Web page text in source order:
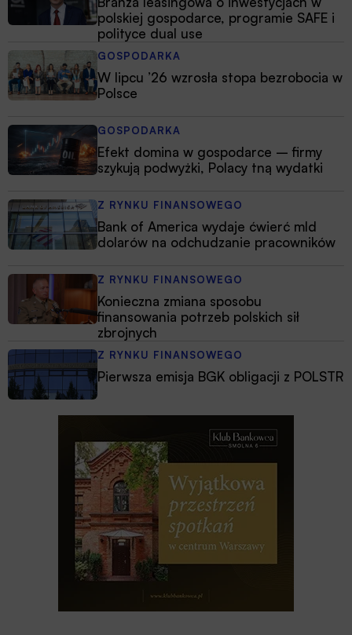
polskiej gospodarce, programie SAFE i
polityce dual use
GOSPODARKA
W lipcu ’26 wzrosła stopa bezrobocia w
Polsce
GOSPODARKA
Efekt domina w gospodarce – firmy
szykują podwyżki, Polacy tną wydatki
Z RYNKU FINANSOWEGO
Bank of America wydaje ćwierć mld
dolarów na odchudzanie pracowników
Z RYNKU FINANSOWEGO
Konieczna zmiana sposobu
finansowania potrzeb polskich sił
zbrojnych
Z RYNKU FINANSOWEGO
Pierwsza emisja BGK obligacji z POLSTR